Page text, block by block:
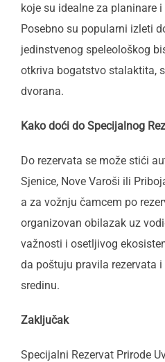
koje su idealne za planinare
Posebno su popularni izleti
jedinstvenog speleološkog
otkriva bogatstvo stalaktita,
dvorana.
Kako doći do Specijalnog
Do rezervata se može stići
Sjenice, Nove Varoši ili
a za vožnju čamcem po
organizovan obilazak uz
važnosti i osetljivog
da poštuju pravila rezervata
sredinu.
Zaključak
Specijalni Rezervat Prirode